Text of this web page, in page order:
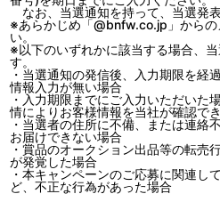
なお、当選通知を持って、当選発
※あらかじめ「@bnfw.co.jp」からの
い。
※以下のいずれかに該当する場合、
す。
・当選通知の発信後、入力期限を経
情報入力が無い場合
・入力期限までにご入力いただいた
情によりお客様情報を当社が確認で
・当選者の住所に不備、または連絡
お届けできない場合
・賞品のオークション出品等の転売
が発覚した場合
・本キャンペーンのご応募に関連し
ど、不正な行為があった場合